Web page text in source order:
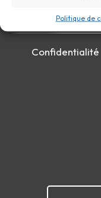
Politique de
Confidentialité